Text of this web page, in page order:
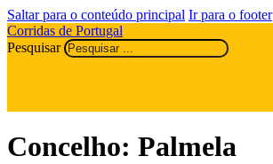
Saltar para o conteúdo principal Ir para o footer
Corridas de Portugal
Pesquisar
Concelho: Palmela